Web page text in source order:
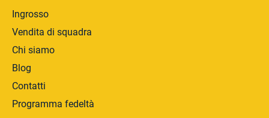
Ingrosso
Vendita di squadra
Chi siamo
Blog
Contatti
Programma fedeltà